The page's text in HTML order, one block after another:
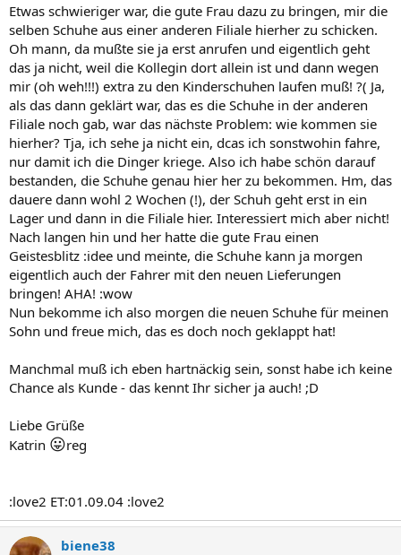
Etwas schwieriger war, die gute Frau dazu zu bringen, mir die
selben Schuhe aus einer anderen Filiale hierher zu schicken.
Oh mann, da mußte sie ja erst anrufen und eigentlich geht
das ja nicht, weil die Kollegin dort allein ist und dann wegen
mir (oh weh!!!) extra zu den Kinderschuhen laufen muß! ?( Ja,
als das dann geklärt war, das es die Schuhe in der anderen
Filiale noch gab, war das nächste Problem: wie kommen sie
hierher? Tja, ich sehe ja nicht ein, dcas ich sonstwohin fahre,
nur damit ich die Dinger kriege. Also ich habe schön darauf
bestanden, die Schuhe genau hier her zu bekommen. Hm, das
dauere dann wohl 2 Wochen (!), der Schuh geht erst in ein
Lager und dann in die Filiale hier. Interessiert mich aber nicht!
Nach langen hin und her hatte die gute Frau einen
Geistesblitz :idee und meinte, die Schuhe kann ja morgen
eigentlich auch der Fahrer mit den neuen Lieferungen
bringen! AHA! :wow
Nun bekomme ich also morgen die neuen Schuhe für meinen
Sohn und freue mich, das es doch noch geklappt hat!
Manchmal muß ich eben hartnäckig sein, sonst habe ich keine
Chance als Kunde - das kennt Ihr sicher ja auch! ;D
Liebe Grüße
Katrin 😛reg
:love2 ET:01.09.04 :love2
biene38